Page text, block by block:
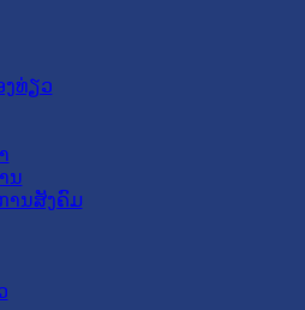
ງທ່ຽວ
ນ
ານສັງຄົມ